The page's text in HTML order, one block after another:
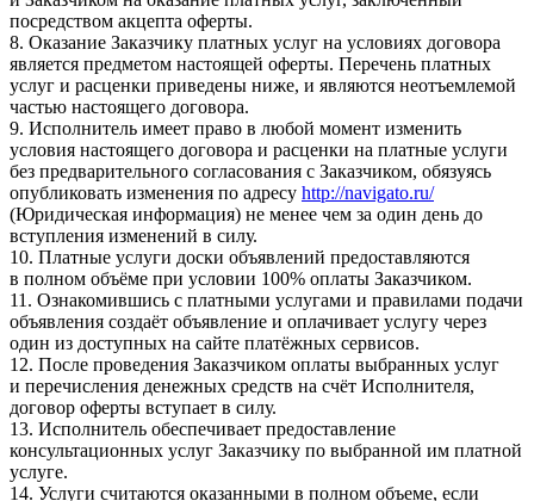
посредством акцепта оферты.
8. Оказание Заказчику платных услуг на условиях договора
является предметом настоящей оферты. Перечень платных
услуг и расценки приведены ниже, и являются неотъемлемой
частью настоящего договора.
9. Исполнитель имеет право в любой момент изменить
условия настоящего договора и расценки на платные услуги
без предварительного согласования с Заказчиком, обязуясь
опубликовать изменения по адресу http://navigato.ru/
(Юридическая информация) не менее чем за один день до
вступления изменений в силу.
10. Платные услуги доски объявлений предоставляются
в полном объёме при условии 100% оплаты Заказчиком.
11. Ознакомившись с платными услугами и правилами подачи
объявления создаёт объявление и оплачивает услугу через
один из доступных на сайте платёжных сервисов.
12. После проведения Заказчиком оплаты выбранных услуг
и перечисления денежных средств на счёт Исполнителя,
договор оферты вступает в силу.
13. Исполнитель обеспечивает предоставление
консультационных услуг Заказчику по выбранной им платной
услуге.
14. Услуги считаются оказанными в полном объеме, если